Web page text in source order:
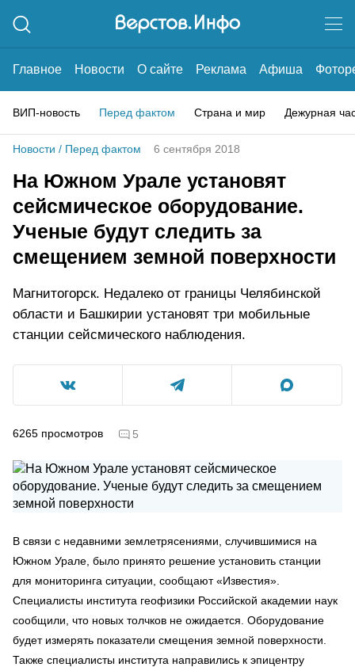
Главное Новости О сайте Реклама Афиша
ВИП-новость Перед фактом Страна и мир Дежурная
Новости / Перед фактом 6 сентября 2018
На Южном Урале установят
сейсмическое оборудование.
Ученые будут следить за
смещением земной поверхности
Магнитогорск. Недалеко от границы Челябинской
области и Башкирии установят три мобильные
станции сейсмического наблюдения.
6265 просмотров 5
В связи с недавними землетрясениями, случившимися на
Южном Урале, было принято решение установить станции
для мониторинга ситуации, сообщают «Известия».
Специалисты института геофизики Российской академии наук
сообщили, что новых толчков не ожидается. Оборудование
будет измерять показатели смещения земной поверхности.
Также специалисты института направились к эпицентру